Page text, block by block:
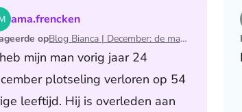
ik mijn man verloor
ama.frencken
op Blog Bianca | December: de maand waarin ik mijn man verloor
mijn man vorig jaar 24
plotseling verloren op 54
leeftijd. Hij is overleden aan
het artikel Blog Bianca | December: de maand